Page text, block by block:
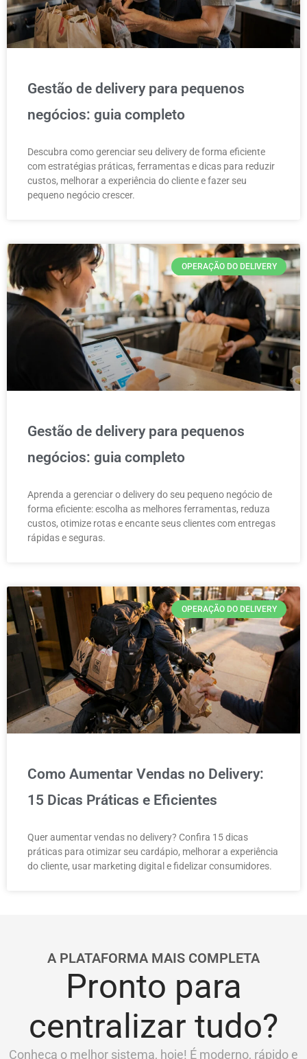
Gestão de delivery para pequenos
negócios: guia completo
Descubra como gerenciar seu delivery de forma eficiente
com estratégias práticas, ferramentas e dicas para reduzir
custos, melhorar a experiência do cliente e fazer seu
pequeno negócio crescer.
OPERAÇÃO DO DELIVERY
Gestão de delivery para pequenos
negócios: guia completo
Aprenda a gerenciar o delivery do seu pequeno negócio de
forma eficiente: escolha as melhores ferramentas, reduza
custos, otimize rotas e encante seus clientes com entregas
rápidas e seguras.
OPERAÇÃO DO DELIVERY
Como Aumentar Vendas no Delivery:
15 Dicas Práticas e Eficientes
Quer aumentar vendas no delivery? Confira 15 dicas
práticas para otimizar seu cardápio, melhorar a experiência
do cliente, usar marketing digital e fidelizar consumidores.
A PLATAFORMA MAIS COMPLETA
Pronto para
centralizar tudo?
Conheça o melhor sistema, hoje! É moderno, rápido e